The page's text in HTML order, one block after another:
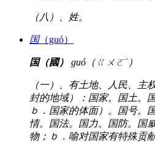
（八）、姓。
国（guó）
国（國） guó（ㄍㄨㄛˊ）
（一）、有土地、人民、主
封的地域）：国家。国土。
ｂ．国家的体面）。国号。
情。国法。国力。国防。国
物；ｂ．喻对国家有特殊贡